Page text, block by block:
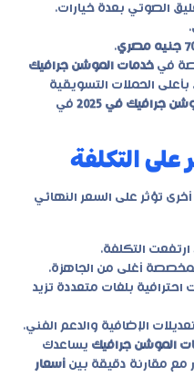
الصوتي بعدة خيارات.
.
في خدمات الموشن جرافيك
الحملات التسويقية
جرافيك في 2025
في
تؤثر على السعر النهائي
ارتفعت التكلفة.
أغلى من الجاهزة.
احترافية بلغات متعددة تزيد
الإضافية والدعم الفني.
الموشن جرافيك يساعدك
مع مقارنة دقيقة بين أسعار